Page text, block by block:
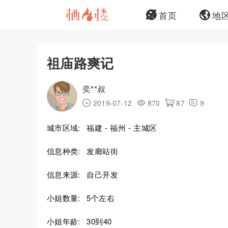
首页 地
祖庙路爽记
奕**叔
2019-07-12 870 87 9
城市区域: 福建 - 福州 - 主城区
信息种类: 发廊站街
信息来源: 自己开发
小姐数量: 5个左右
小姐年龄: 30到40